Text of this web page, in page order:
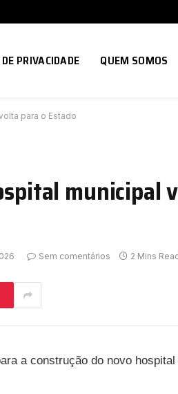
PRIVACIDADE QUEM SOMOS
para o Estado
municipal
Sem comentários 2 Mins
a construção do novo